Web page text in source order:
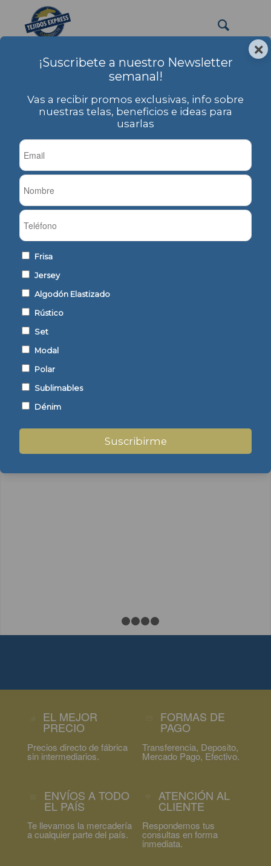
×
¡Suscribete a nuestro Newsletter
semanal!
Vas a recibir promos exclusivas, info sobre
nuestras telas, beneficios e ideas para
usarlas
Frisa
Jersey
Algodón Elastizado
Rústico
Set
Modal
Polar
Sublimables
Dénim
Suscribirme
EL MEJOR
PRECIO
Precios directo de fábrica
sin intermediarios.
FORMAS DE
PAGO
Transferencia, Deposito,
Mercado Pago, Efectivo.
ENVÍOS A TODO
EL PAÍS
Te llevamos la mercadería
a cualquier parte del país.
ATENCIÓN AL
CLIENTE
Respondemos tus
consultas en forma
inmediata.